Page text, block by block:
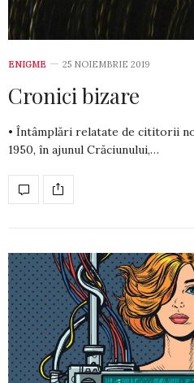
ENIGME 25 NOIEMBRIE 2019
Cronici bizare
• Întâmplări relatate de cititorii
1950, în ajunul Crăciunului,…